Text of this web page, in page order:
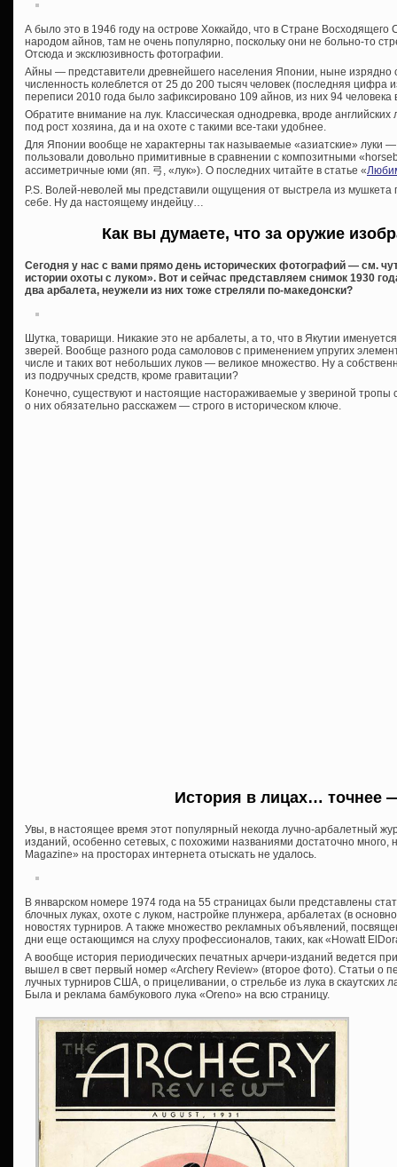
А было это в 1946 году на острове Хоккайдо, что в Стране Восходящего
народом айнов, там не очень популярно, поскольку они не больно-то
Отсюда и эксклюзивность фотографии.
Айны — представители древнейшего населения Японии, ныне изрядно
численность колеблется от 25 до 200 тысяч человек (последняя цифра
переписи 2010 года было зафиксировано 109 айнов, из них 94 человека
Обратите внимание на лук. Классическая однодревка, вроде английских
под рост хозяина, да и на охоте с такими все-таки удобнее.
Для Японии вообще не характерны так называемые «азиатские» луки
пользовали довольно примитивные в сравнении с композитными
ассиметричные юми (яп. 弓, «лук»). О последних читайте в статье «
P.S. Волей-неволей мы представили ощущения от выстрела из
себе. Ну да настоящему индейцу…
Как вы думаете, что за оружие
Сегодня у нас с вами прямо день исторических фотографий — см.
истории охоты с луком». Вот и сейчас представляем снимок 1930
два арбалета, неужели из них тоже стреляли по-македонски?
Шутка, товарищи. Никакие это не арбалеты, а то, что в Якутии
зверей. Вообще разного рода самоловов с применением упругих
числе и таких вот небольших луков — великое множество. Ну а
из подручных средств, кроме гравитации?
Конечно, существуют и настоящие настораживаемые у звериной
о них обязательно расскажем — строго в историческом ключе.
История в лицах… точнее
Увы, в настоящее время этот популярный некогда лучно-арбалетный
изданий, особенно сетевых, с похожими названиями достаточно много,
Magazine» на просторах интернета отыскать не удалось.
В январском номере 1974 года на 55 страницах были представлены
блочных луках, охоте с луком, настройке плунжера, арбалетах (в
новостях турниров. А также множество рекламных объявлений,
дни еще остающимся на слуху профессионалов, таких, как «Howatt
А вообще история периодических печатных арчери-изданий ведется
вышел в свет первый номер «Archery Review» (второе фото). Статьи о
лучных турниров США, о прицеливании, о стрельбе из лука в скаутских
Была и реклама бамбукового лука «Oreno» на всю страницу.